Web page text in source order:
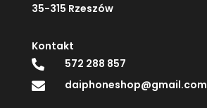
35-315 Rzeszów
Kontakt
 572 288 857
 daiphoneshop@gmail.com